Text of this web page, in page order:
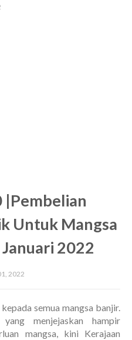
|Pembelian
Untuk Mangsa
2022
2022
semua mangsa banjir.
menjejaskan hampir
mangsa, kini Kerajaan